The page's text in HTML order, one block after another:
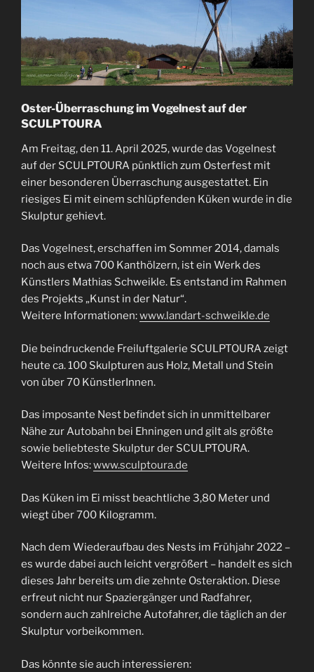
Oster-Überraschung im Vogelnest auf der
SCULPTOURA
Am Freitag, den 11. April 2025, wurde das Vogelnest
auf der SCULPTOURA pünktlich zum Osterfest mit
einer besonderen Überraschung ausgestattet. Ein
riesiges Ei mit einem schlüpfenden Küken wurde in die
Skulptur gehievt.
Das Vogelnest, erschaffen im Sommer 2014, damals
noch aus etwa 700 Kanthölzern, ist ein Werk des
Künstlers Mathias Schweikle. Es entstand im Rahmen
des Projekts „Kunst in der Natur“.
Weitere Informationen:www.landart-schweikle.de
Die beindruckende Freiluftgalerie SCULPTOURA zeigt
heute ca. 100 Skulpturen aus Holz, Metall und Stein
von über 70 KünstlerInnen.
Das imposante Nest befindet sich in unmittelbarer
Nähe zur Autobahn bei Ehningen und gilt als größte
sowie beliebteste Skulptur der SCULPTOURA.
Weitere Infos:www.sculptoura.de
Das Küken im Ei misst beachtliche 3,80 Meter und
wiegt über 700 Kilogramm.
Nach dem Wiederaufbau des Nests im Frühjahr 2022 –
es wurde dabei auch leicht vergrößert – handelt es sich
dieses Jahr bereits um die zehnte Osteraktion. Diese
erfreut nicht nur Spaziergänger und Radfahrer,
sondern auch zahlreiche Autofahrer, die täglich an der
Skulptur vorbeikommen.
Das könnte sie auch interessieren: